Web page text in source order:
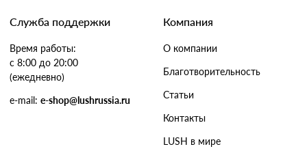
Служба поддержки
Время работы:
с 8:00 до 20:00
(ежедневно)
e-mail: e-shop@lushrussia.ru
Компания
О компании
Благотворительность
Статьи
Контакты
LUSH в мире